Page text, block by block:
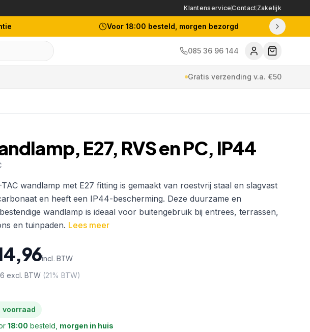
KlantenserviceContact Zakelijk
Voor 18:00 besteld, morgen bezorgd
085 36 96 144
Gratis verzending v.a. €50
E27, RVS en PC, IP44
TAC wandlamp met E27 fitting is gemaakt van roestvrij staal en slagvast
en heeft een IP44-bescherming. Deze duurzame en
wandlamp is ideaal voor buitengebruik bij entrees, terrassen,
en tuinpaden. Lees meer
incl. BTW
excl. BTW (21% BTW)
voorraad
18:00 besteld, morgen in huis